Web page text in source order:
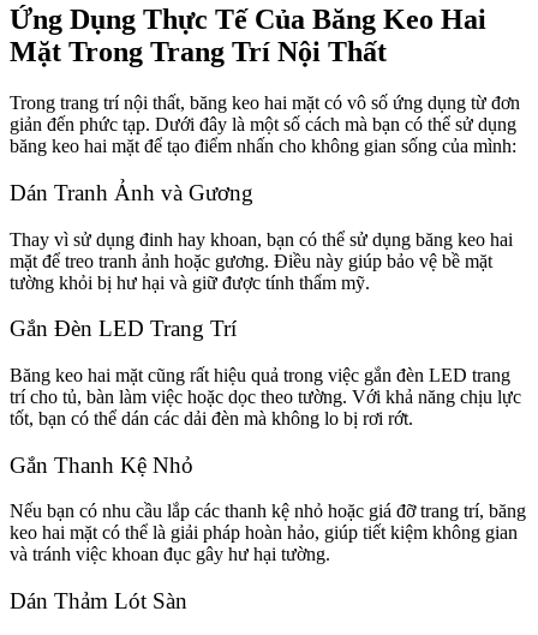
Ứng Dụng Thực Tế Của Băng Keo Hai
Mặt Trong Trang Trí Nội Thất
Trong trang trí nội thất, băng keo hai mặt có vô số ứng dụng từ đơn
giản đến phức tạp. Dưới đây là một số cách mà bạn có thể sử dụng
băng keo hai mặt để tạo điểm nhấn cho không gian sống của mình:
Dán Tranh Ảnh và Gương
Thay vì sử dụng đinh hay khoan, bạn có thể sử dụng băng keo hai
mặt để treo tranh ảnh hoặc gương. Điều này giúp bảo vệ bề mặt
tường khỏi bị hư hại và giữ được tính thẩm mỹ.
Gắn Đèn LED Trang Trí
Băng keo hai mặt cũng rất hiệu quả trong việc gắn đèn LED trang
trí cho tủ, bàn làm việc hoặc dọc theo tường. Với khả năng chịu lực
tốt, bạn có thể dán các dải đèn mà không lo bị rơi rớt.
Gắn Thanh Kệ Nhỏ
Nếu bạn có nhu cầu lắp các thanh kệ nhỏ hoặc giá đỡ trang trí, băng
keo hai mặt có thể là giải pháp hoàn hảo, giúp tiết kiệm không gian
và tránh việc khoan đục gây hư hại tường.
Dán Thảm Lót Sàn